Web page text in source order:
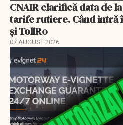
CNAIR clarifică data de
tarife rutiere. Când
și TollRo
07 AUGUST 2026